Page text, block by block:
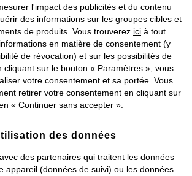
Retrouvez bonprix sur
avec en sus frais de port & de service
personnelles Paramètres des cookies
l'impact des publicités et du contenu
des informations sur les groupes cibles et
de produits. Vous trouverez ici à tout
en matière de consentement (y
de révocation) et sur les possibilités de
cliquant sur le bouton « Paramètres », vous
votre consentement et sa portée. Vous
retirer votre consentement en cliquant sur
« Continuer sans accepter ».
des données
des partenaires qui traitent les données
appareil (données de suivi) ou les données